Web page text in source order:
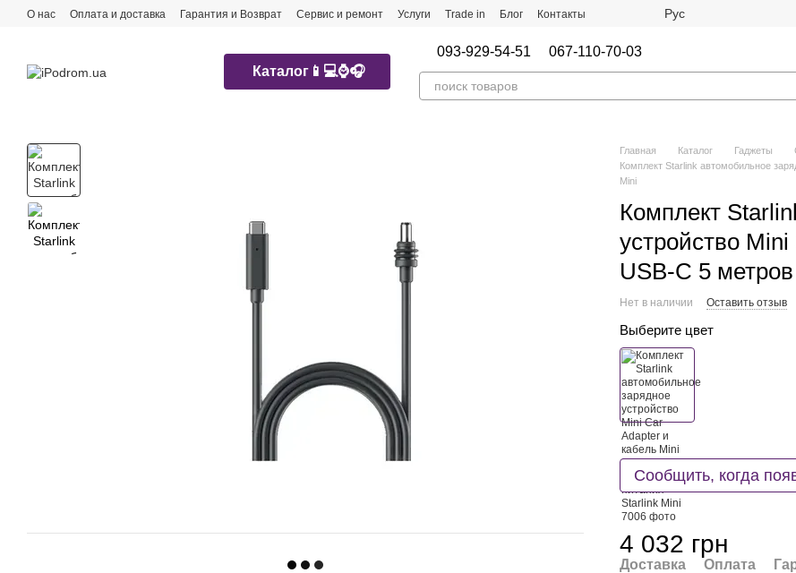
Перейти к основному контенту
О нас Оплата и доставка Гарантия и Возврат Сервис и ремонт Услуги Trade in Блог Контакты Рус
Каталог📱💻⌚️🎧
093-929-54-51 067-110-70-03
Главная Каталог Гаджеты
Комплект Starlink автомобильное
Mini
Комплект
устройство
USB-C 5
Нет в наличии Оставить отзыв
Выберите цвет
Сообщить, когда
4 032 грн
Доставка Оплата